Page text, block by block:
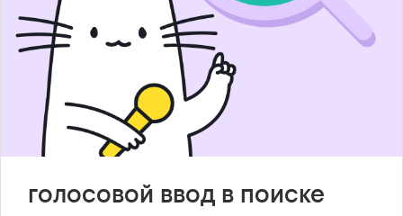
голосовой ввод в поиске